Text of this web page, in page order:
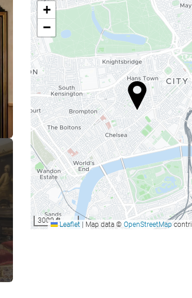
+
−
3000 ftLeaflet Map data © OpenStreetMap